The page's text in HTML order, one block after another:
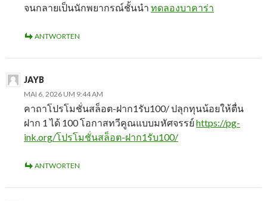
จนกลายเป็นนักพยากรณ์ชั้นนำ ทดลองบาคาร่า
ANTWORTEN
JAYB
MAI 6, 2026 UM 9:44 AM
คาถาโปรโมชั่นสล็อต-ฝาก1รับ100/ ปลุกทุนน้อยให้ตื่น
ฝาก 1 ได้ 100 โอกาสทวีคูณแบบมหัศจรรย์ https://pg-
ink.org/โปรโมชั่นสล็อต-ฝาก1รับ100/
ANTWORTEN